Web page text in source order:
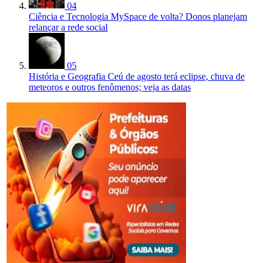
04
Ciência e Tecnologia MySpace de volta? Donos planejam
relançar a rede social
05
História e Geografia Ceú de agosto terá eclipse, chuva de
meteoros e outros fenômenos; veja as datas